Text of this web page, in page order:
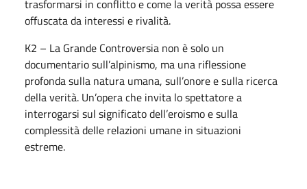
trasformarsi in conflitto e come la verità possa essere
offuscata da interessi e rivalità.
K2 – La Grande Controversia non è solo un
documentario sull’alpinismo, ma una riflessione
profonda sulla natura umana, sull’onore e sulla ricerca
della verità. Un’opera che invita lo spettatore a
interrogarsi sul significato dell’eroismo e sulla
complessità delle relazioni umane in situazioni
estreme.